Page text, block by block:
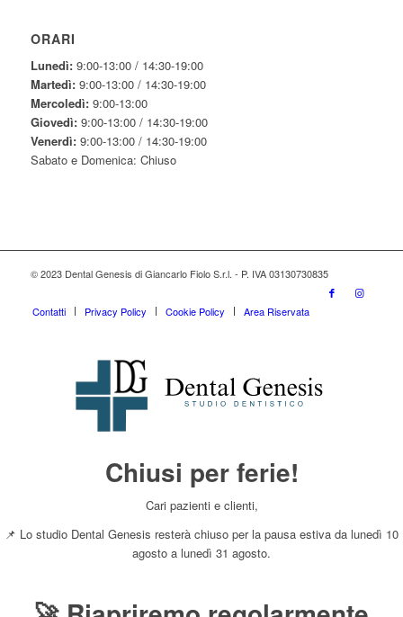
ORARI
Lunedì:9:00-13:00 / 14:30-19:00
Martedì:9:00-13:00 / 14:30-19:00
Mercoledì:9:00-13:00
Giovedì:9:00-13:00 / 14:30-19:00
Venerdì:9:00-13:00 / 14:30-19:00
Sabato e Domenica: Chiuso
© 2023 Dental Genesis di Giancarlo Fiolo S.r.l. - P. IVA 03130730835
Contatti Privacy Policy Cookie Policy Area Riservata
Chiusi per ferie!
Cari pazienti e clienti,
📌 Lo studio Dental Genesis resterà chiuso per la pausa estiva da lunedì 10
agosto a lunedì 31 agosto.